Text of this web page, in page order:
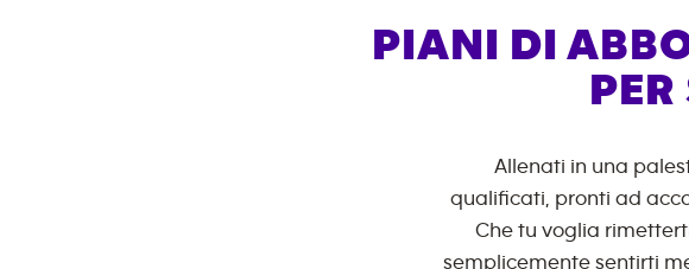
PIANI DI
Allenati in una
qualificati, pronti ad
Che tu voglia
semplicemente sentirti